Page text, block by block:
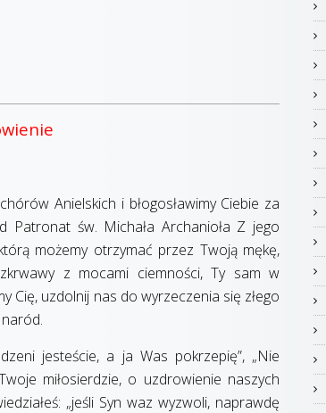
Anielskich i błogosławimy Ciebie za
Patronat św. Michała Archanioła Z jego
możemy otrzymać przez Twoją mękę,
z mocami ciemności, Ty sam w
Cię, uzdolnij nas do wyrzeczenia się złego
jesteście, a ja Was pokrzepię”, „Nie
miłosierdzie, o uzdrowienie naszych
„jeśli Syn waz wyzwoli, naprawdę